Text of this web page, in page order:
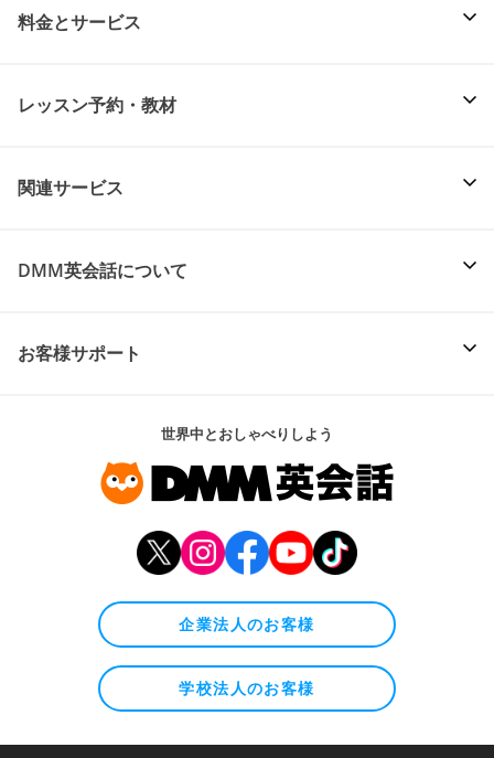
料金とサービス
レッスン予約・教材
関連サービス
DMM英会話について
お客様サポート
世界中とおしゃべりしよう
企業法人のお客様
学校法人のお客様